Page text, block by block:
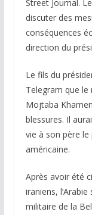
Street Journal.
discuter des
conséquences
direction du
Le fils du
Telegram que le
Mojtaba
blessures. Il
vie à son père le
américaine.
Après avoir été
iraniens,
militaire de la